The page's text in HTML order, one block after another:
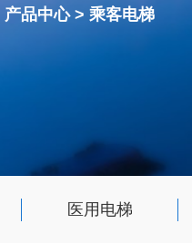
产品中心 > 乘客电梯
医用电梯